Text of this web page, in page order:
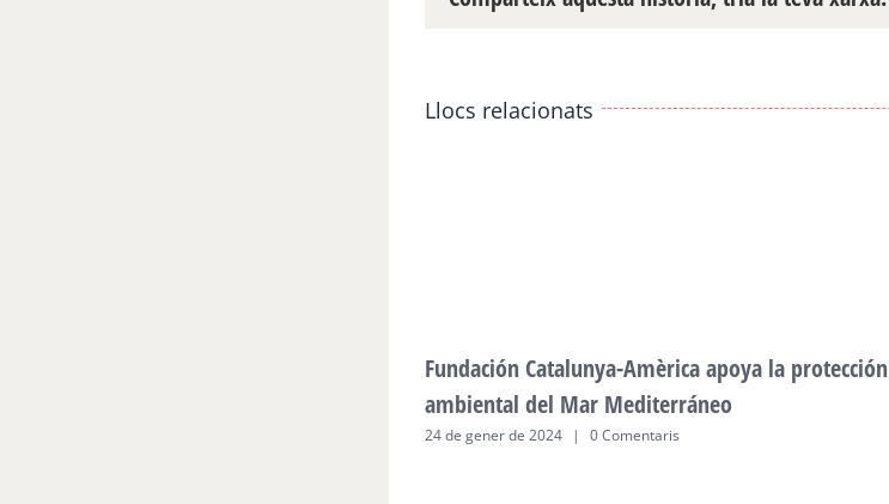
Llocs relacionats
Fundación Catalunya-Amèrica apoya la protección
ambiental del Mar Mediterráneo
24 de gener de 2024 | 0 Comentaris